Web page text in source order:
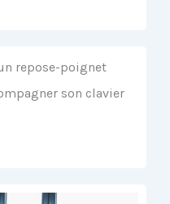
repose-poignet
son clavier